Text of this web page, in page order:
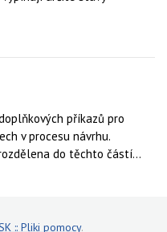
příkazů pro
v procesu návrhu.
do těchto částí...
:: Pliki pomocy.